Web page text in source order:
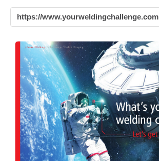
https://www.yourweldingchallenge.com